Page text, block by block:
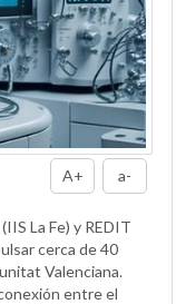
A+ a-
La Fe) y REDIT
cerca de 40
Valenciana.
entre el